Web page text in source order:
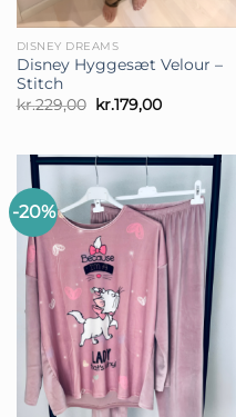
DISNEY DREAMS
Disney Hyggesæt Velour –
Stitch
kr.229,00 Den
oprindelige
kr.229,00.
kr.179,00Den
kr.179,00.
-20%